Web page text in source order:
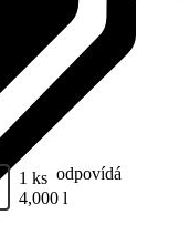
1 ks odpovídá
4,000 l